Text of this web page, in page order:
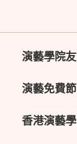
演藝學院
演藝免費
香港演藝